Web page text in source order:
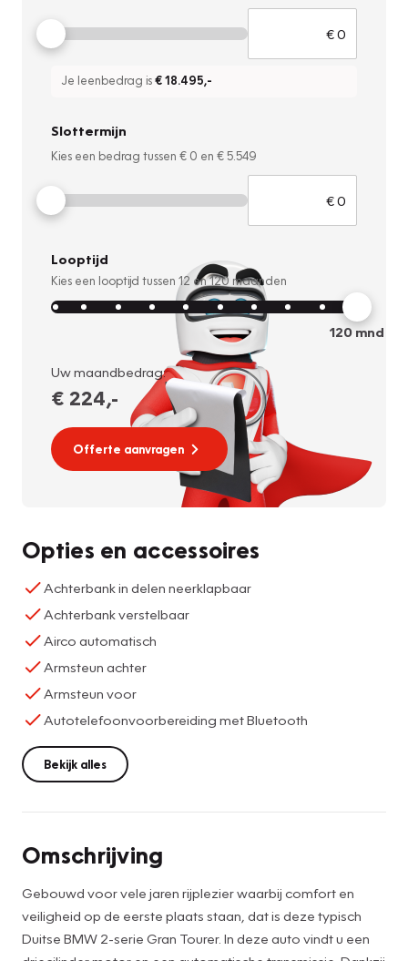
Je leenbedrag is€ 18.495,-
Slottermijn
Kies een bedrag tussen € 0 en € 5.549
Looptijd
Kies een looptijd tussen 12 en120 maanden
120mnd
Uw maandbedrag:
€ 224,-
Offerte aanvragen
Opties en accessoires
Achterbank in delen neerklapbaar
Achterbank verstelbaar
Airco automatisch
Armsteun achter
Armsteun voor
Autotelefoonvoorbereiding met Bluetooth
Bekijk alles
Omschrijving
Gebouwd voor vele jaren rijplezier waarbij comfort en
veiligheid op de eerste plaats staan, dat is deze typisch
Duitse BMW 2-serie Gran Tourer. In deze auto vindt u een